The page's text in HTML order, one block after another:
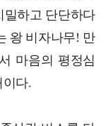
밀하고 단단하다
왕 비자나무! 만
마음의 평정심
이다.